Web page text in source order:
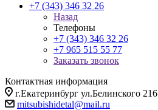
+7 (343) 346 32 26
Назад
Телефоны
+7 (343) 346 32 26
+7 965 515 55 77
Заказать звонок
Контактная информация
г.Екатеринбург ул.Белинского 216
mitsubishidetal@mail.ru